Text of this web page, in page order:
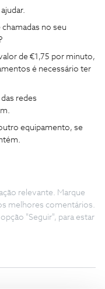
no seu
de €1,75 por minuto,
é necessário ter
redes
equipamento, se
relevante. Marque
melhores comentários.
"Seguir", para estar